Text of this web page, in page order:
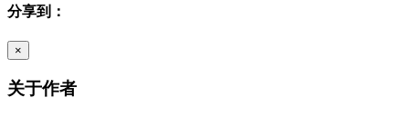
分享到：
×
关于作者